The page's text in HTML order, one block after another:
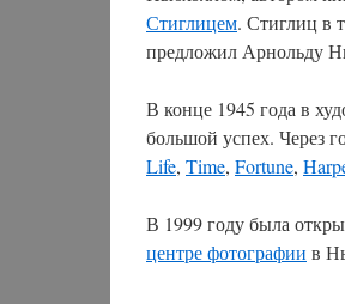
Стиглицем. Стиглиц в
предложил Арнольду
В конце 1945 года в
большой успех. Через
Life, Time, Fortune,
В 1999 году была
центре фотографии в